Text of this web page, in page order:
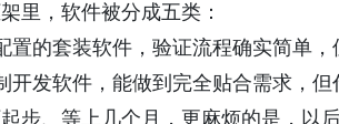
里，软件被分成五类：
置的套装软件，验证流程确实简单
开发软件，能做到完全贴合需求，
步、等上几个月，更麻烦的是，以